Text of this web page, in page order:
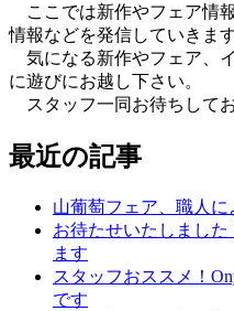
ここでは新作やフェア情
情報などを発信していきます
気になる新作やフェア、
に遊びにお越し下さい。
スタッフ一同お待ちしてお
最近の記事
山葡萄フェア、職人
お待たせいたしまし
ます
スタッフおススメ！
です